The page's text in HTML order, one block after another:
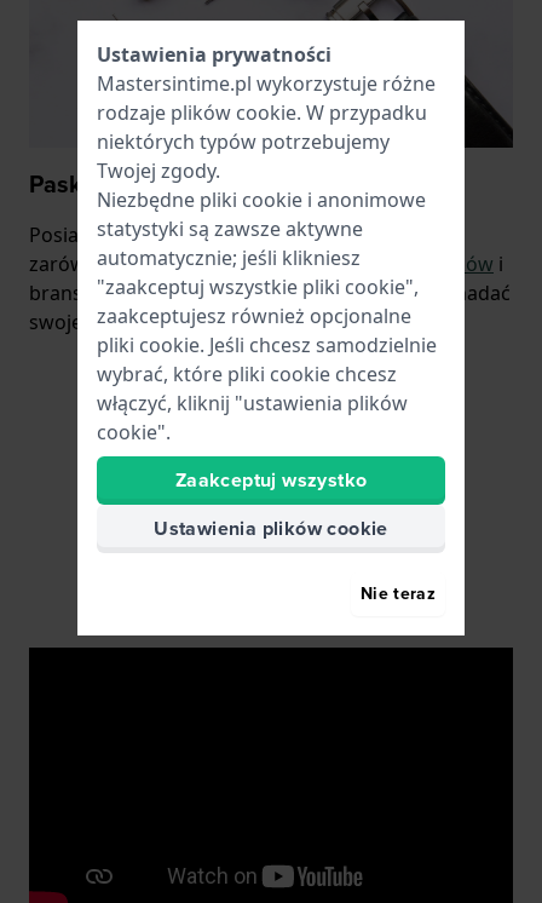
Paski do zegarków, baterie i naprawy
Posiadamy w magazynie szeroką gamę
zarównooryginalnych, jak iuniwersalnych pasków i
bransolet do zegarków, dzięki którym możesz nadać
swojemu zegarkowi świeży, nowy wygląd.
Ustawienia prywatności
Mastersintime.pl wykorzystuje różne
rodzaje plików cookie. W przypadku
niektórych typów potrzebujemy
Twojej zgody.
Niezbędne pliki cookie i anonimowe
statystyki są zawsze aktywne
automatycznie; jeśli klikniesz
"zaakceptuj wszystkie pliki cookie",
zaakceptujesz również opcjonalne
pliki cookie. Jeśli chcesz samodzielnie
wybrać, które pliki cookie chcesz
włączyć, kliknij "ustawienia plików
cookie".
Zaakceptuj wszystko
Ustawienia plików cookie
Nie teraz